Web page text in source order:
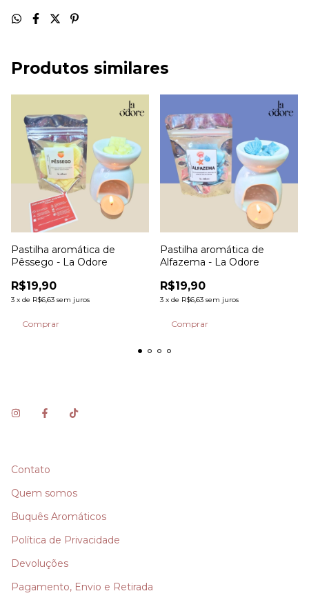
Produtos similares
Pastilha aromática de
Pêssego - La Odore
R$19,90
3 x de R$6,63 sem juros
Pastilha aromática de
Alfazema - La Odore
R$19,90
3 x de R$6,63 sem juros
Contato
Quem somos
Buquês Aromáticos
Política de Privacidade
Devoluções
Pagamento, Envio e Retirada